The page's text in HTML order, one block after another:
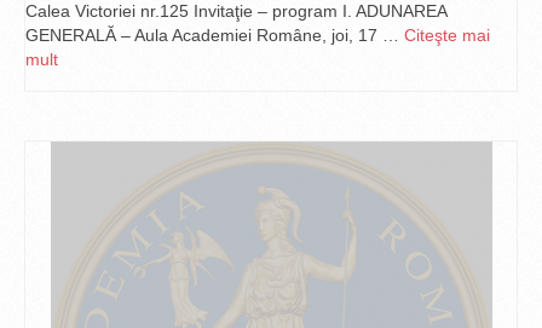
Calea Victoriei nr.125 Invitaţie – program I. ADUNAREA
GENERALĂ – Aula Academiei Române, joi, 17 … Citeşte mai
mult